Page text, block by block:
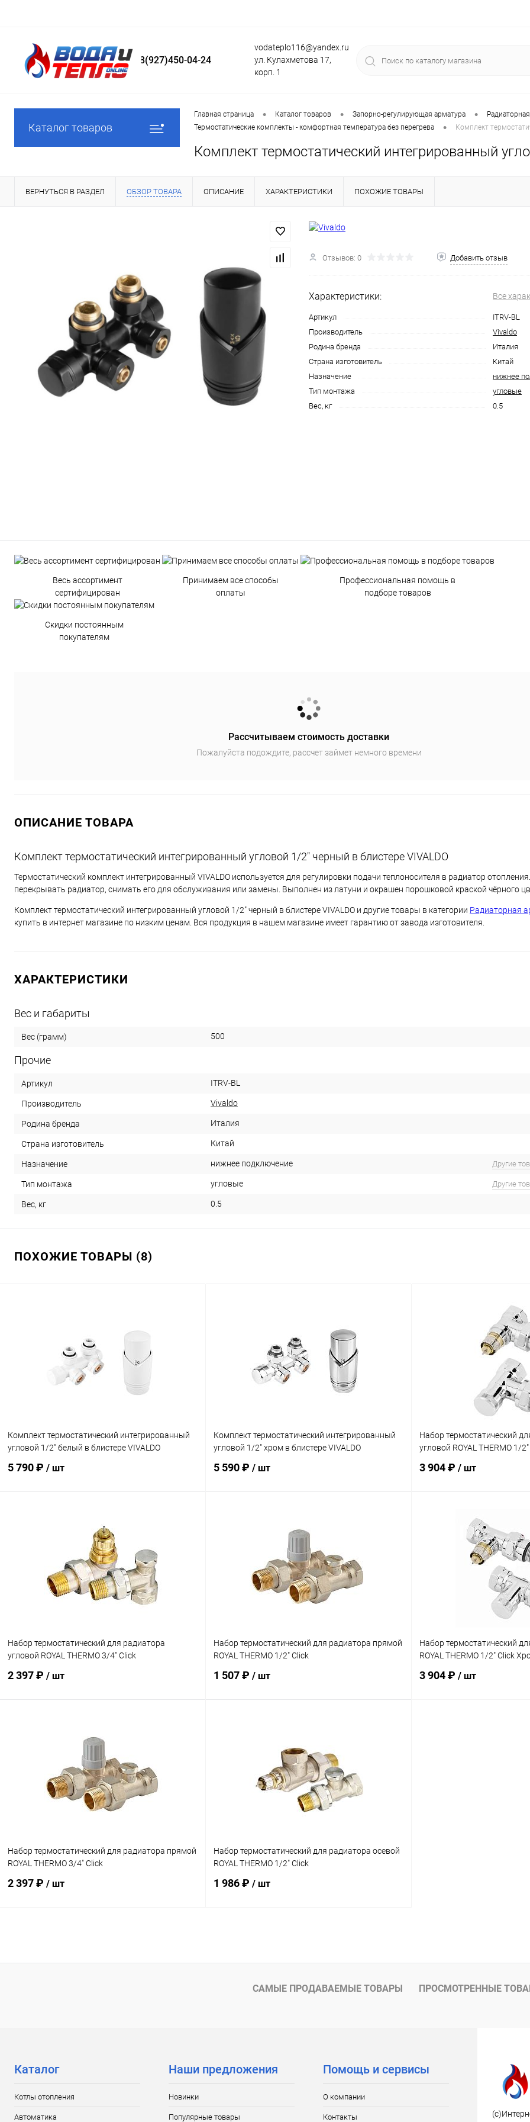
8(927)450-04-24
vodateplo116@yandex.ru
ул. Кулахметова 17,
корп. 1
Каталог товаров
Главная страница • Каталог товаров • Запорно-регулирующая арматура •
Термостатические комплекты - комфортная температура без перегрева • Комплект
Комплект термостатический интегрированный
ВЕРНУТЬСЯ В РАЗДЕЛ ОБЗОР ТОВАРА ОПИСАНИЕ ХАРАКТЕРИСТИКИ ПОХОЖИЕ ТОВАРЫ
Отзывов: 0 Добавить отзыв
Характеристики: Все
Артикул
ITRV-BL
Производитель
Vivaldo
Родина бренда
Италия
Страна изготовитель
Китай
Назначение
нижнее
Тип монтажа
угловые
Вес, кг
0.5
Весь ассортимент
сертифицирован
Принимаем все способы
оплаты
Профессиональная помощь в
подборе товаров
Скидки постоянным
покупателям
Рассчитываем стоимость доставки
Пожалуйста подождите, рассчет займет немного времени
ОПИСАНИЕ ТОВАРА
Комплект термостатический интегрированный угловой 1/2" черный в блистере VIVALDO
Термостатический комплект интегрированный VIVALDO используется для регулировки подачи теплоносителя в радиатор
перекрывать радиатор, снимать его для обслуживания или замены. Выполнен из латуни и окрашен порошковой краской чёрного
Комплект термостатический интегрированный угловой 1/2" черный в блистере VIVALDO и другие товары в категории Радиаторная
купить в интернет магазине по низким ценам. Вся продукция в нашем магазине имеет гарантию от завода изготовителя.
ХАРАКТЕРИСТИКИ
Вес и габариты
Вес (грамм) 500
Прочие
Артикул ITRV-BL
Производитель Vivaldo
Родина бренда Италия
Страна изготовитель Китай
Назначение нижнее подключение Другие
Тип монтажа угловые Другие
Вес, кг 0.5
ПОХОЖИЕ ТОВАРЫ (8)
Комплект термостатический интегрированный
угловой 1/2" белый в блистере VIVALDO
5 790 ₽ / шт
Сравнение
заказ 3-5 дней
Комплект термостатический интегрированный
угловой 1/2" хром в блистере VIVALDO
5 590 ₽ / шт
В избранное В наличии
Набор термостатический
угловой ROYAL THERMO 1/
3 904 ₽ / шт
Купить в 1 клик
В избранное
Набор термостатический для радиатора
угловой ROYAL THERMO 3/4" Click
2 397 ₽ / шт
В избранное Недоступно
Набор термостатический для радиатора прямой
ROYAL THERMO 1/2" Click
1 507 ₽ / шт
Сравнение
В избранное Недоступно
Набор термостатический
ROYAL THERMO 1/2" Click
3 904 ₽ / шт
Набор термостатический для радиатора прямой
ROYAL THERMO 3/4" Click
2 397 ₽ / шт
Купить в 1 клик Сравнение
Набор термостатический для радиатора осевой
ROYAL THERMO 1/2" Click
1 986 ₽ / шт
Купить в 1 клик Сравнение
В избранное Недоступно
САМЫЕ ПРОДАВАЕМЫЕ ТОВАРЫ ПРОСМОТРЕННЫЕ
Каталог
Котлы отопления
Автоматика
Наши предложения
Новинки
Популярные товары
Помощь и сервисы
О компании
Контакты